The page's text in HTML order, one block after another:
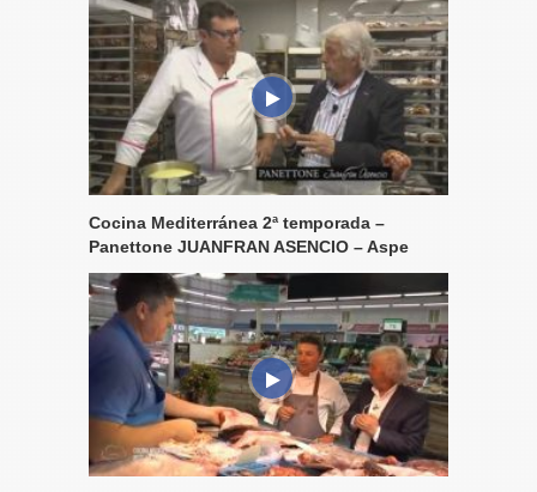
Cocina Mediterránea 2ª temporada –
Panettone JUANFRAN ASENCIO – Aspe